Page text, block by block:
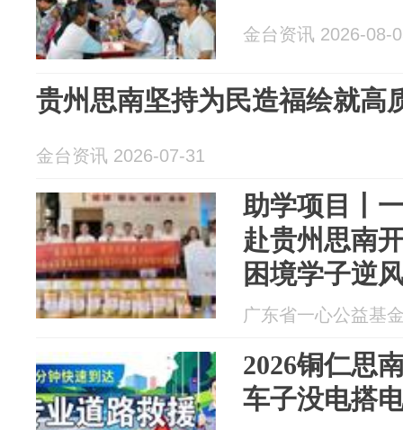
金台资讯 2026-08-
贵州思南坚持为民造福绘就高
金台资讯 2026-07-31
助学项目丨
赴贵州思南
困境学子逆
广东省一心公益基
2026铜仁思
车子没电搭